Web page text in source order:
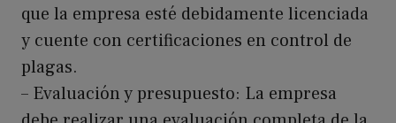
que la empresa esté debidamente licenciada
y cuente con certificaciones en control de
plagas.
– Evaluación y presupuesto: La empresa